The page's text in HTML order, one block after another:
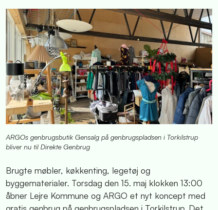
ARGOs genbrugsbutik Gensalg på genbrugspladsen i Torkilstrup
bliver nu til Direkte Genbrug
Brugte møbler, køkkenting, legetøj og
byggematerialer. Torsdag den 15. maj klokken 13:00
åbner Lejre Kommune og ARGO et nyt koncept med